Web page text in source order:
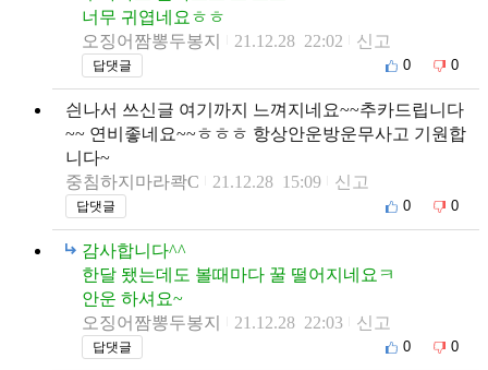
너무 귀엽네요ㅎㅎ
오징어짬뽕두봉지
21.12.28 22:02 신고
답댓글 0 0
싄나서 쓰신글 여기까지 느껴지네요~~추카드립니다
~~ 연비좋네요~~ㅎㅎㅎ 항상안운방운무사고 기원합
니다~
중침하지마라콱C
21.12.28 15:09 신고
답댓글 0 0
감사합니다^^
한달 됐는데도 볼때마다 꿀 떨어지네요ㅋ
안운 하셔요~
오징어짬뽕두봉지
21.12.28 22:03 신고
답댓글 0 0